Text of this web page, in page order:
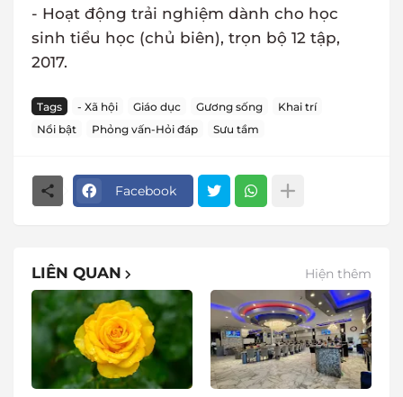
- Hoạt động trải nghiệm dành cho học
sinh tiểu học (chủ biên), trọn bộ 12 tập,
2017.
Tags - Xã hội Giáo dục Gương sống
Khai trí
Nổi bật
Phỏng vấn-Hỏi đáp Sưu tầm
Facebook
LIÊN QUAN Hiện thêm